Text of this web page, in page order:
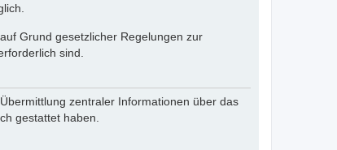
Grund gesetzlicher Regelungen zur
sind.
zentraler Informationen über das
gestattet haben.